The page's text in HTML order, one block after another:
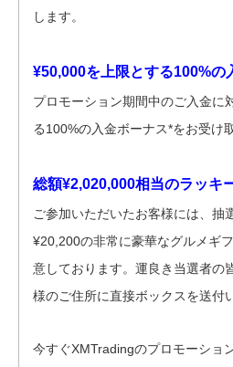
します。
¥50,000を上限とする100%の
プロモーション期間中のご入金に
る100%の入金ボーナス*をお受け
総額¥2,020,000相当のラッキ
ご参加いただいたお客様には、抽
¥20,200の非常に豪華なグルメギ
意しております。運良き当選者の
様のご住所に直接ボックスを送付
今すぐXMTradingのプロモーショ